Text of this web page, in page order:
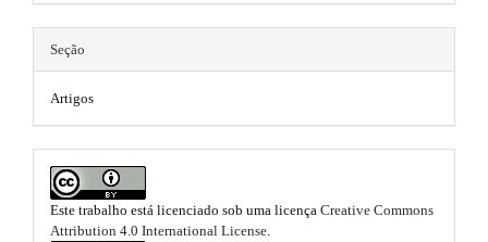
n
_
o
n
a
p
.
h
m
s
b
Seção
Artigos
Este trabalho está licenciado sob uma licença Creative Commons
Attribution 4.0 International License